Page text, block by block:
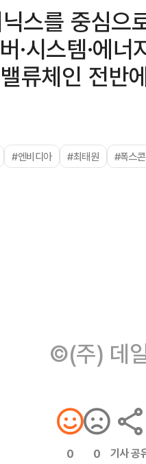
스를 중심으
·시스템·에
류체인 전반
#엔비디아 #최태원 #폭스콘
©(주) 데
0 0 기사 공